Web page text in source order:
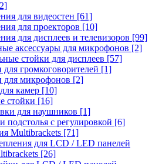
для видеостен [61]
для проекторов [10]
для дисплеев и телевизоров [99]
аксессуары для микрофонов [2]
стойки для дисплеев [57]
громкоговорителей [1]
для микрофонов [2]
камер [10]
стойки [16]
для наушников [1]
подстолья с регулировкой [6]
Multibrackets [71]
для LCD / LED панелей
[26]